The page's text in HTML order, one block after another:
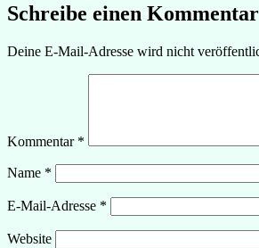
Schreibe einen Kommentar
Deine E-Mail-Adresse wird nicht
Kommentar *
Name *
E-Mail-Adresse *
Website